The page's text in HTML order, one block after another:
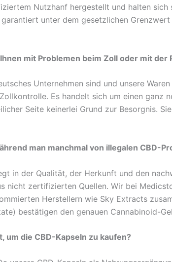
Nutzhanf hergestellt und halten
unter dem gesetzlichen
mit Problemen beim Zoll oder mit der
Unternehmen sind und unsere
Es handelt sich um einen ganz
Seite keinerlei Grund zur Besorgnis.
man manchmal von illegalen CBD-
in der Qualität, der Herkunft und den
nicht zertifizierten Quellen. Wir bei
Herstellern wie Sky Extracts
bestätigen den genauen Cannabinoid-
um die CBD-Kapseln zu kaufen?